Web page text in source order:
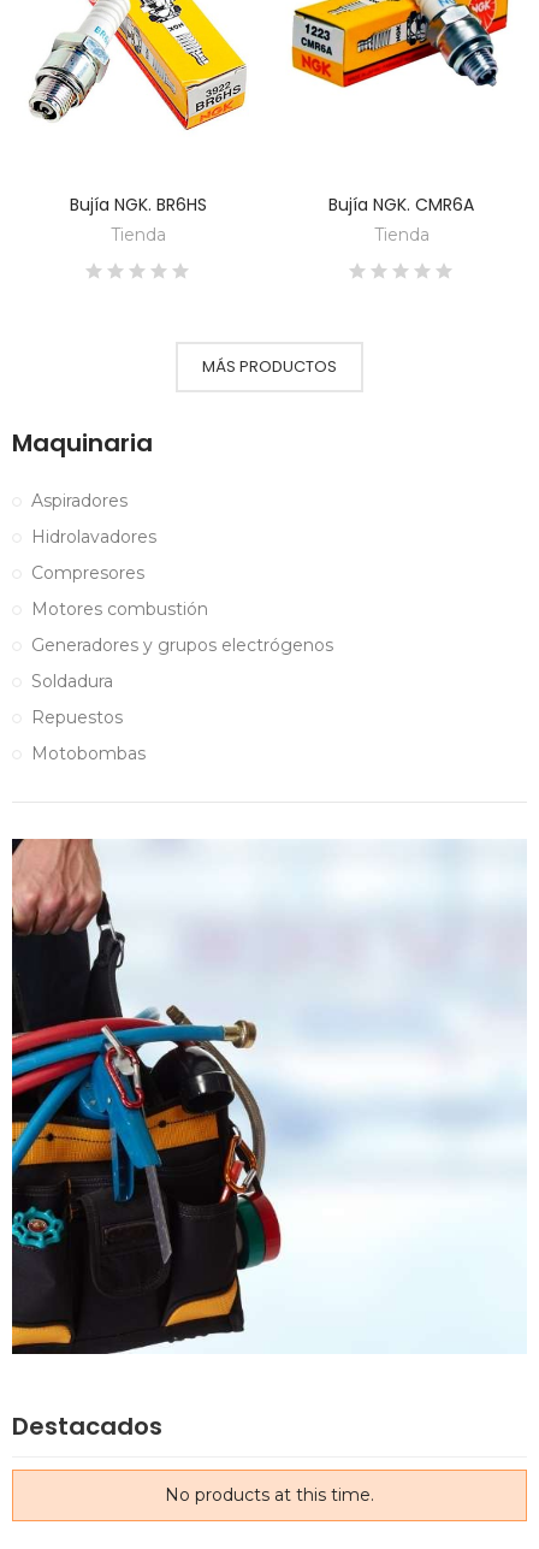
DESCUBRE
Bujía NGK. BR6HS
Tienda
DESCUBRE
Bujía NGK. CMR6A
Tienda
MÁS PRODUCTOS
Maquinaria
Aspiradores
Hidrolavadores
Compresores
Motores combustión
Generadores y grupos electrógenos
Soldadura
Repuestos
Motobombas
Destacados
No products at this time.